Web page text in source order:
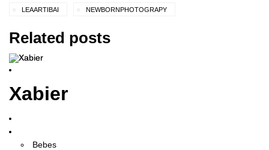
LEAARTIBAI NEWBORNPHOTOGRAPY
Related posts
Xabier
Bebes